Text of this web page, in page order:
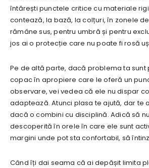
întărești punctele critice cu materiale
contează, la bază, la colțuri, în zonele
rămâne sus, pentru umbră și pentru
jos ai o protecție care nu poate fi rosă
Pe de altă parte, dacă problema ta sunt
copac în apropiere care le oferă un
observare, vei vedea că ele nu dispar
adaptează. Atunci plasa te ajută, dar te
dacă o combini cu disciplină. Adică să
descoperită în orele în care ele sunt
margini unde pot sta confortabil, să
Când îți dai seama că ai depășit limita